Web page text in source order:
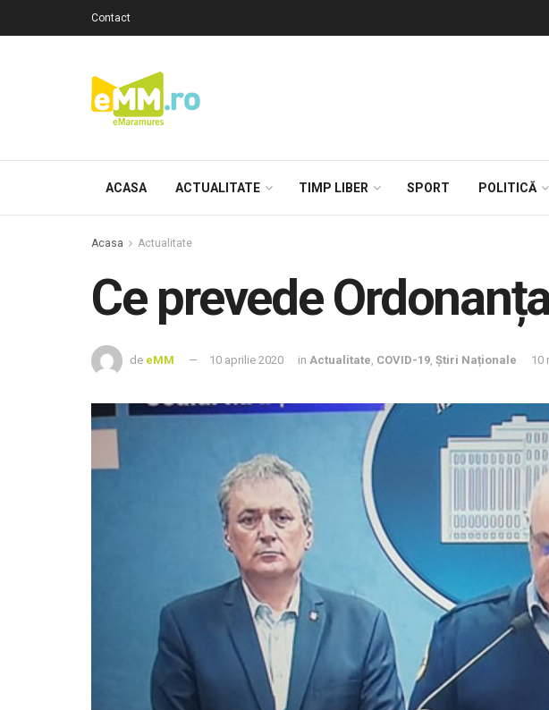
Contact
ACASA ACTUALITATE TIMP LIBER SPORT POLITICĂ
Acasa Actualitate
Ce prevede
de eMM 10 aprilie 2020 in Actualitate, COVID-19, Știri Naționale 10